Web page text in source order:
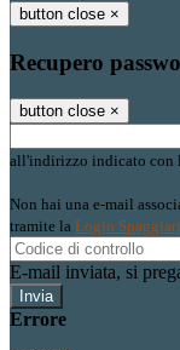
button close ×
Recupero
button close ×
all'indirizzo indicato con
Non hai una e-mail
tramite la Login Spaggiari
E-mail inviata, si
Errore